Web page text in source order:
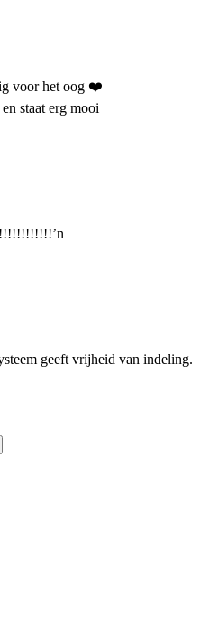
voor het oog ❤️
staat erg mooi
geeft vrijheid van indeling.